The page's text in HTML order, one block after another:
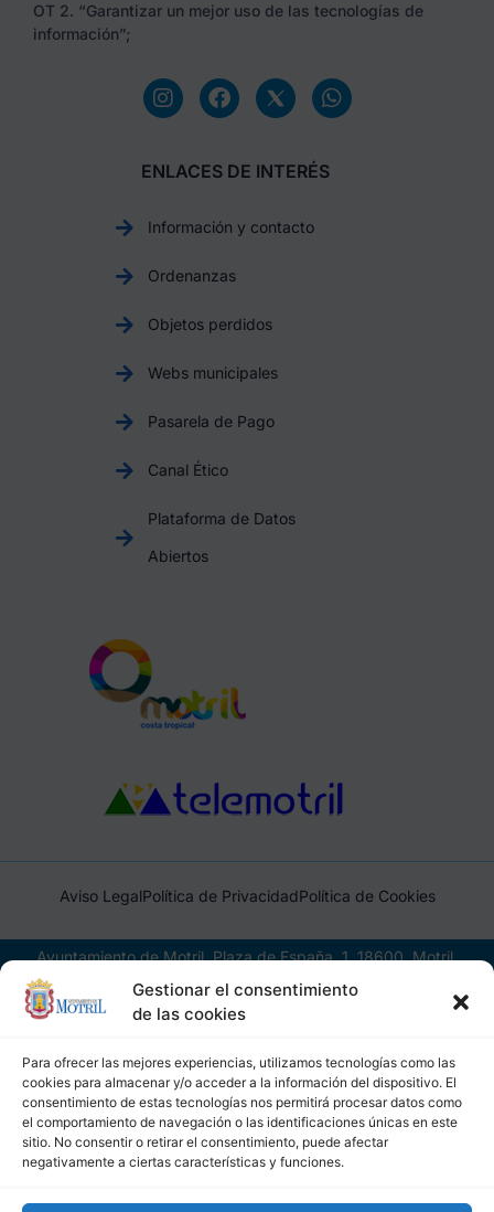
Gestionar el consentimiento
de las cookies
Para ofrecer las mejores experiencias, utilizamos tecnologías como las
cookies para almacenar y/o acceder a la información del dispositivo. El
consentimiento de estas tecnologías nos permitirá procesar datos como
el comportamiento de navegación o las identificaciones únicas en este
sitio. No consentir o retirar el consentimiento, puede afectar
negativamente a ciertas características y funciones.
OT 2. “Garantizar un mejor uso de las tecnologías de
información”;
ENLACES DE INTERÉS
Información y contacto
Ordenanzas
Objetos perdidos
Webs municipales
Pasarela de Pago
Canal Ético
Plataforma de Datos
Abiertos
Aviso LegalPolítica de PrivacidadPolítica de Cookies
Ayuntamiento de Motril, Plaza de España, 1, 18600, Motril,
(Granada), CIF: P1814200J, DIR3: L01181400